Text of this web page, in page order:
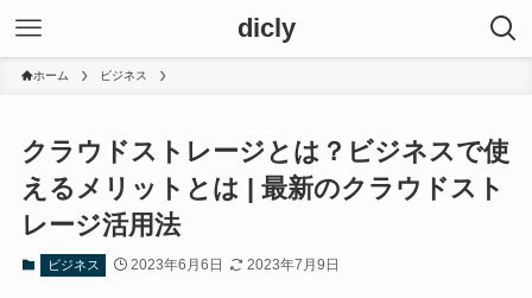
dicly
ホーム ビジネス
クラウドストレージとは？ビジネスで使
えるメリットとは | 最新のクラウドスト
レージ活用法
ビジネス 2023年6月6日 2023年7月9日